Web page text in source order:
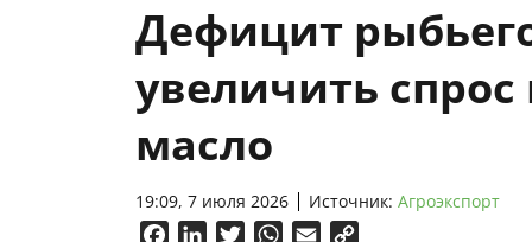
Дефицит
увеличить
масло
19:09, 7 июля 2026 Источник: Агроэкспорт
FacebookLinkedInTwitterWhatsApp
Email